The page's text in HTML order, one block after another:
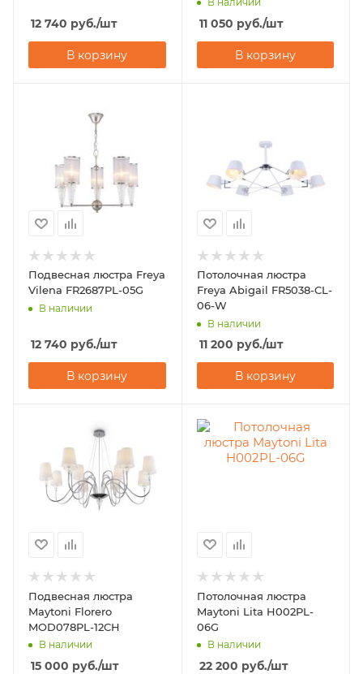
12 740 руб./шт
В корзину
11 050 руб./шт
В корзину
Подвесная люстра Freya
Vilena FR2687PL-05G
В наличии
12 740 руб./шт
В корзину
Потолочная люстра
Freya Abigail FR5038-CL-
06-W
В наличии
11 200 руб./шт
В корзину
Подвесная люстра
Maytoni Florero
MOD078PL-12CH
В наличии
15 000 руб./шт
Потолочная люстра
Maytoni Lita H002PL-
06G
В наличии
22 200 руб./шт